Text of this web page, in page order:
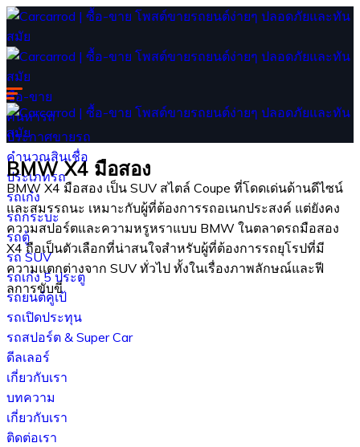
ซื้อ-ขาย
ค้นหารถ
ประกาศขายรถ
คำนวณสินเชื่อ
ประเภทรถ
รถเก๋ง
รถกระบะ
รถตู้
รถ SUV
รถเก๋ง 5 ประตู
รถยนต์คูเป้
รถเปิดประทุน
รถสปอร์ต & Super Car
ดีลเลอร์
เกี่ยวกับเรา
บทความ
เกี่ยวกับเรา
ติดต่อเรา
BMW X4 มือสอง
BMW X4 มือสอง เป็น SUV สไตล์ Coupe ที่โดดเด่นด้านดีไซน์
และสมรรถนะ เหมาะกับผู้ที่ต้องการรถอเนกประสงค์ แต่ยังคง
ความสปอร์ตและความหรูหราแบบ BMW ในตลาดรถมือสอง
X4 ถือเป็นตัวเลือกที่น่าสนใจสำหรับผู้ที่ต้องการรถยุโรปที่มี
ความแตกต่างจาก SUV ทั่วไป ทั้งในเรื่องภาพลักษณ์และฟี
ลการขับขี่